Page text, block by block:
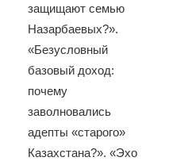
защищают семью
Назарбаевых?».
«Безусловный
базовый доход:
почему
заволновались
адепты «старого»
Казахстана?». «Эхо